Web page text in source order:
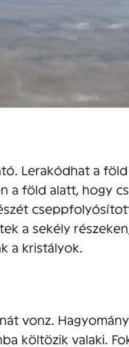
Lerakódhat a
a föld alatt, hogy
a sekély
a kristályok.
vonz.
költözik valaki.